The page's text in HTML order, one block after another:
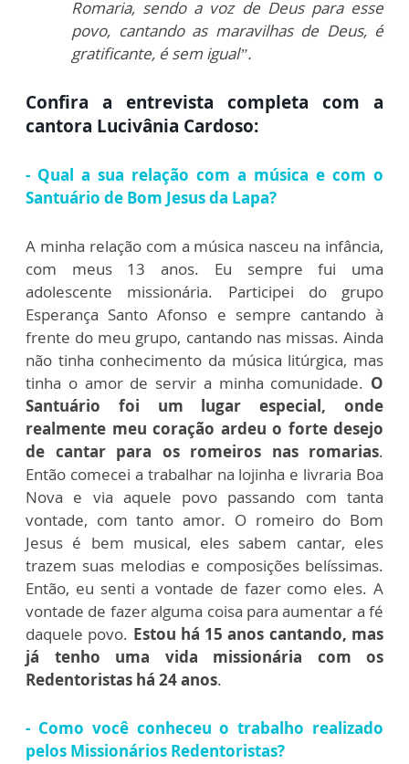
Romaria, sendo a voz de Deus para esse
povo, cantando as maravilhas de Deus, é
gratificante, é sem igual”.
Confira a entrevista completa com a
cantora Lucivânia Cardoso:
- Qual a sua relação com a música e com o
Santuário de Bom Jesus da Lapa?
A minha relação com a música nasceu na infância,
com meus 13 anos. Eu sempre fui uma
adolescente missionária. Participei do grupo
Esperança Santo Afonso e sempre cantando à
frente do meu grupo, cantando nas missas. Ainda
não tinha conhecimento da música litúrgica, mas
tinha o amor de servir a minha comunidade. O
Santuário foi um lugar especial, onde
realmente meu coração ardeu o forte desejo
de cantar para os romeiros nas romarias.
Então comecei a trabalhar na lojinha e livraria Boa
Nova e via aquele povo passando com tanta
vontade, com tanto amor. O romeiro do Bom
Jesus é bem musical, eles sabem cantar, eles
trazem suas melodias e composições belíssimas.
Então, eu senti a vontade de fazer como eles. A
vontade de fazer alguma coisa para aumentar a fé
daquele povo. Estou há 15 anos cantando, mas
já tenho uma vida missionária com os
Redentoristas há 24 anos.
- Como você conheceu o trabalho realizado
pelos Missionários Redentoristas?